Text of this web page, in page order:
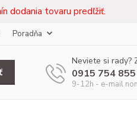
dodania tovaru predľžiť.
Poradňa
Neviete si rady?
0915 754 855
9-12h - e-mail